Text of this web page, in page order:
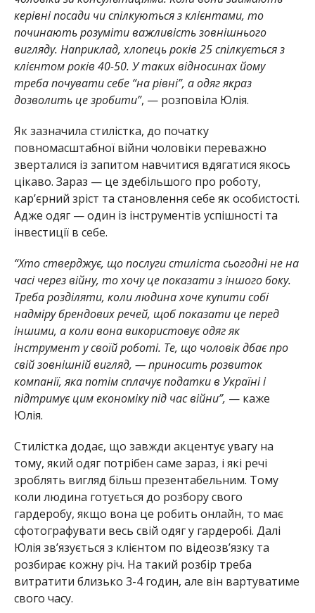
керівні посади чи спілкуються з клієнтами, то
починають розуміти важливість зовнішнього
вигляду. Наприклад, хлопець років 25 спілкується з
клієнтом років 40-50. У таких відносинах йому
треба почувати себе “на рівні”, а одяг якраз
дозволить це зробити”, — розповіла Юлія.
Як зазначила стилістка, до початку
повномасштабної війни чоловіки переважно
зверталися із запитом навчитися вдягатися якось
цікаво. Зараз — це здебільшого про роботу,
кар’єрний зріст та становлення себе як особистості.
Адже одяг — один із інструментів успішності та
інвестиції в себе.
“Хто стверджує, що послуги стиліста сьогодні не на
часі через війну, то хочу це показати з іншого боку.
Треба розділяти, коли людина хоче купити собі
надміру брендових речей, щоб показати це перед
іншими, а коли вона використовує одяг як
інструмент у своїй роботі. Те, що чоловік дбає про
свій зовнішній вигляд, — приносить розвиток
компанії, яка потім сплачує податки в Україні і
підтримує цим економіку під час війни”, — каже
Юлія.
Стилістка додає, що завжди акцентує увагу на
тому, який одяг потрібен саме зараз, і які речі
зроблять вигляд більш презентабельним. Тому
коли людина готується до розбору свого
гардеробу, якщо вона це робить онлайн, то має
сфотографувати весь свій одяг у гардеробі. Далі
Юлія зв’язується з клієнтом по відеозв’язку та
розбирає кожну річ. На такий розбір треба
витратити близько 3-4 годин, але він вартуватиме
свого часу.